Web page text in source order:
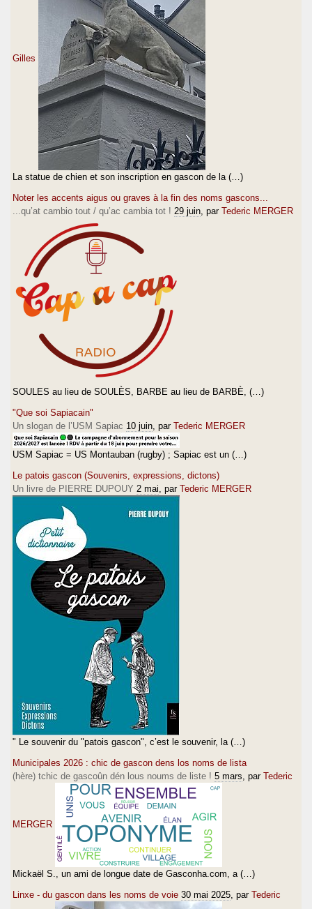
Gilles
La statue de chien et son inscription en gascon de la (…)
Noter les accents aigus ou graves à la fin des noms gascons...
...qu’at cambio tout / qu’ac cambia tot ! 29 juin , par Tederic MERGER
SOULES au lieu de SOULÈS, BARBE au lieu de BARBÈ, (…)
"Que soi Sapiacain"
Un slogan de l’USM Sapiac 10 juin , par Tederic MERGER
USM Sapiac = US Montauban (rugby) ; Sapiac est un (…)
Le patois gascon (Souvenirs, expressions, dictons)
Un livre de PIERRE DUPOUY 2 mai , par Tederic MERGER
" Le souvenir du "patois gascon", c’est le souvenir, la (…)
Municipales 2026 : chic de gascon dens los noms de lista
(hère) tchic de gascoûn dén lous noums de liste ! 5 mars , par Tederic
MERGER
Mickaël S., un ami de longue date de Gasconha.com, a (…)
Linxe - du gascon dans les noms de voie 30 mai 2025 , par Tederic